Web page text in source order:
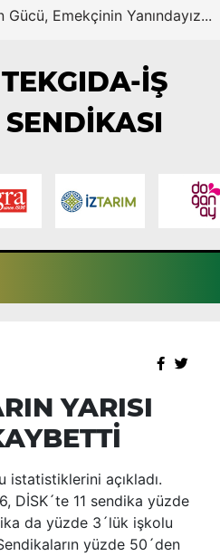
Gücü, Emekçinin Yanındayız...
TEKGIDA-İŞ
SENDİKASI
YARISI
istatistiklerini açıkladı.
DİSK´te 11 sendika yüzde
da yüzde 3´lük işkolu
yüzde 50´den